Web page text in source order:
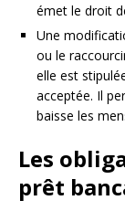
émet le droit
Une
ou le
elle est
acceptée. Il
baisse les
Les
prêt